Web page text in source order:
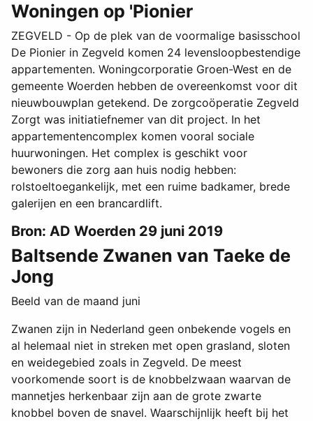
Woningen op 'Pionier
ZEGVELD - Op de plek van de voormalige basisschool
De Pionier in Zegveld komen 24 levensloopbestendige
appartementen. Woningcorporatie Groen-West en de
gemeente Woerden hebben de overeenkomst voor dit
nieuwbouwplan getekend. De zorgcoöperatie Zegveld
Zorgt was initiatiefnemer van dit project. In het
appartementencomplex komen vooral sociale
huurwoningen. Het complex is geschikt voor
bewoners die zorg aan huis nodig hebben:
rolstoeltoegankelijk, met een ruime badkamer, brede
galerijen en een brancardlift.
Bron: AD Woerden 29 juni 2019
Baltsende Zwanen van Taeke de
Jong
Beeld van de maand juni
Zwanen zijn in Nederland geen onbekende vogels en
al helemaal niet in streken met open grasland, sloten
en weidegebied zoals in Zegveld. De meest
voorkomende soort is de knobbelzwaan waarvan de
mannetjes herkenbaar zijn aan de grote zwarte
knobbel boven de snavel. Waarschijnlijk heeft bij het